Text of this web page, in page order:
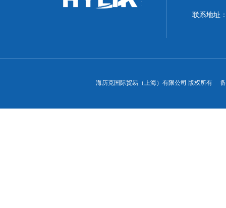
联系地址
海历克国际贸易（上海）有限公司 版权所有